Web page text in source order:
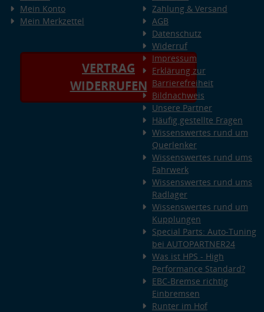
Mein Konto
Mein Merkzettel
VERTRAG
WIDERRUFEN
Zahlung & Versand
AGB
Datenschutz
Widerruf
Impressum
Erklärung zur
Barrierefreiheit
Bildnachweis
Unsere Partner
Häufig gestellte Fragen
Wissenswertes rund um
Querlenker
Wissenswertes rund ums
Fahrwerk
Wissenswertes rund ums
Radlager
Wissenswertes rund um
Kupplungen
Special Parts: Auto-Tuning
bei AUTOPARTNER24
Was ist HPS - High
Performance Standard?
EBC-Bremse richtig
Einbremsen
Runter im Hof